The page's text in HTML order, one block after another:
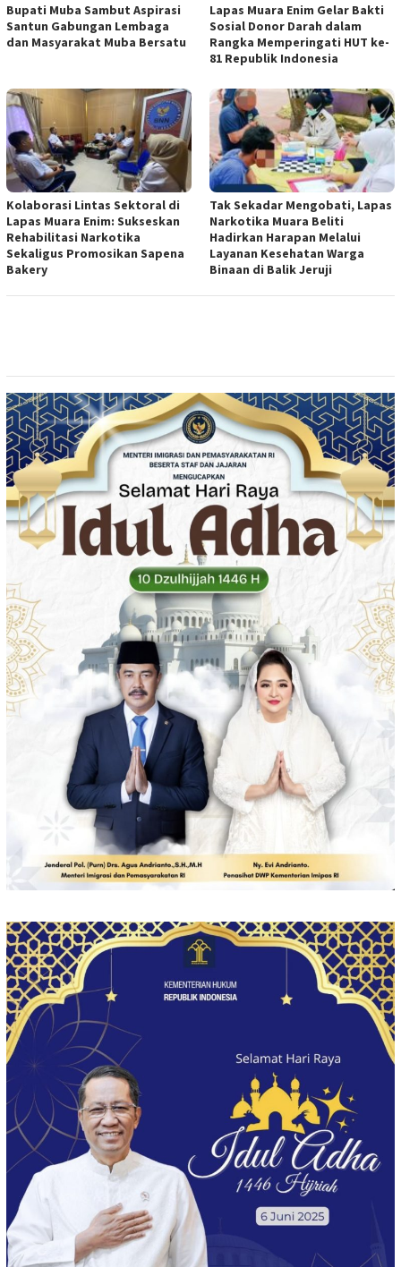
Bupati Muba Sambut Aspirasi
Santun Gabungan Lembaga
dan Masyarakat Muba Bersatu
Lapas Muara Enim Gelar Bakti
Sosial Donor Darah dalam
Rangka Memperingati HUT ke-
81 Republik Indonesia
Kolaborasi Lintas Sektoral di
Lapas Muara Enim: Sukseskan
Rehabilitasi Narkotika
Sekaligus Promosikan Sapena
Bakery
Tak Sekadar Mengobati, Lapas
Narkotika Muara Beliti
Hadirkan Harapan Melalui
Layanan Kesehatan Warga
Binaan di Balik Jeruji